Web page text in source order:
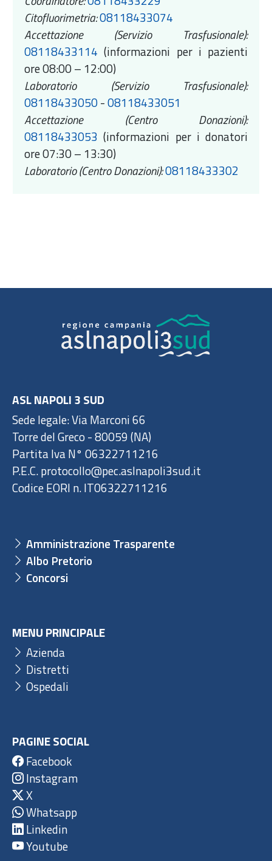
Citofluorimetria:08118433074
Accettazione (Servizio Trasfusionale):
08118433114 (informazioni per i pazienti
ore 08:00 – 12:00)
Laboratorio (Servizio Trasfusionale):
08118433050-08118433051
Accettazione (Centro Donazioni):
08118433053 (informazioni per i donatori
ore 07:30 – 13:30)
Laboratorio (Centro Donazioni):08118433302
ASL NAPOLI 3 SUD
Sede legale: Via Marconi 66
Torre del Greco - 80059 (NA)
Partita Iva N° 06322711216
P.E.C. protocollo@pec.aslnapoli3sud.it
Codice EORI n. IT06322711216
Amministrazione Trasparente
Albo Pretorio
Concorsi
MENU PRINCIPALE
Azienda
Distretti
Ospedali
PAGINE SOCIAL
Facebook
Instagram
X
Whatsapp
Linkedin
Youtube